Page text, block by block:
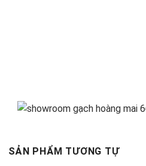
SẢN PHẨM TƯƠNG TỰ